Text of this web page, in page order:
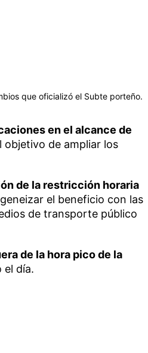
que oficializó el Subte porteño.
en el alcance de
objetivo de ampliar los
de la restricción horaria
el beneficio con las
de transporte público
de la hora pico de la
el día.